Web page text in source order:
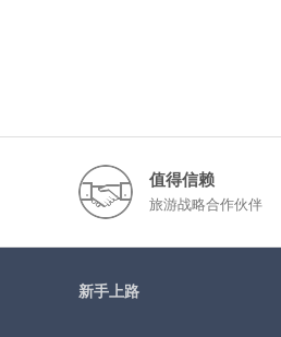
值得信赖
旅游战略合作伙伴
新手上路